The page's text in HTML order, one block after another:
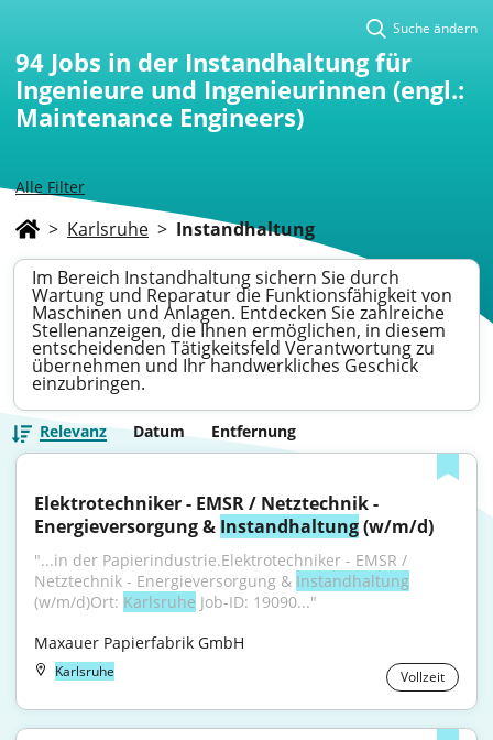
Alle Filter
Suche ändern
94 Jobs in der Instandhaltung für
Ingenieure und Ingenieurinnen (engl.:
Maintenance Engineers)
> Karlsruhe > Instandhaltung
Im Bereich Instandhaltung sichern Sie durch
Wartung und Reparatur die Funktionsfähigkeit von
Maschinen und Anlagen. Entdecken Sie zahlreiche
Stellenanzeigen, die Ihnen ermöglichen, in diesem
entscheidenden Tätigkeitsfeld Verantwortung zu
übernehmen und Ihr handwerkliches Geschick
einzubringen.
Relevanz Datum Entfernung
Elektrotechniker - EMSR / Netztechnik -
Energieversorgung & Instandhaltung (w/m/d)
"...in der Papierindustrie.Elektrotechniker - EMSR /
Netztechnik - Energieversorgung & Instandhaltung
(w/m/d)Ort: Karlsruhe Job-ID: 19090..."
Maxauer Papierfabrik GmbH
Karlsruhe Vollzeit